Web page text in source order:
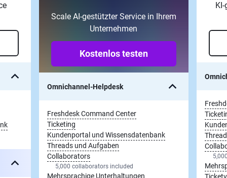
Scale AI-gestützter Service in Ihrem
Unternehmen
Kostenlos testen
Omnichannel-Helpdesk
Freshdesk Command Center
Ticketing
Kundenportal und Wissensdatenbank
Threads und Aufgaben
Collaborators
5,000 collaborators included
Mehrsprachige Unterhaltungen